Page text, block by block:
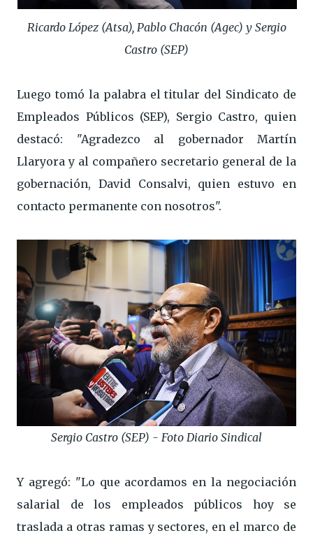
Ricardo López (Atsa), Pablo Chacón (Agec) y Sergio
Castro (SEP)
Luego tomó la palabra el titular del Sindicato de
Empleados Públicos (SEP), Sergio Castro, quien
destacó: "Agradezco al gobernador Martín
Llaryora y al compañero secretario general de la
gobernación, David Consalvi, quien estuvo en
contacto permanente con nosotros".
Sergio Castro (SEP) - Foto Diario Sindical
Y agregó: "Lo que acordamos en la negociación
salarial de los empleados públicos hoy se
traslada a otras ramas y sectores, en el marco de